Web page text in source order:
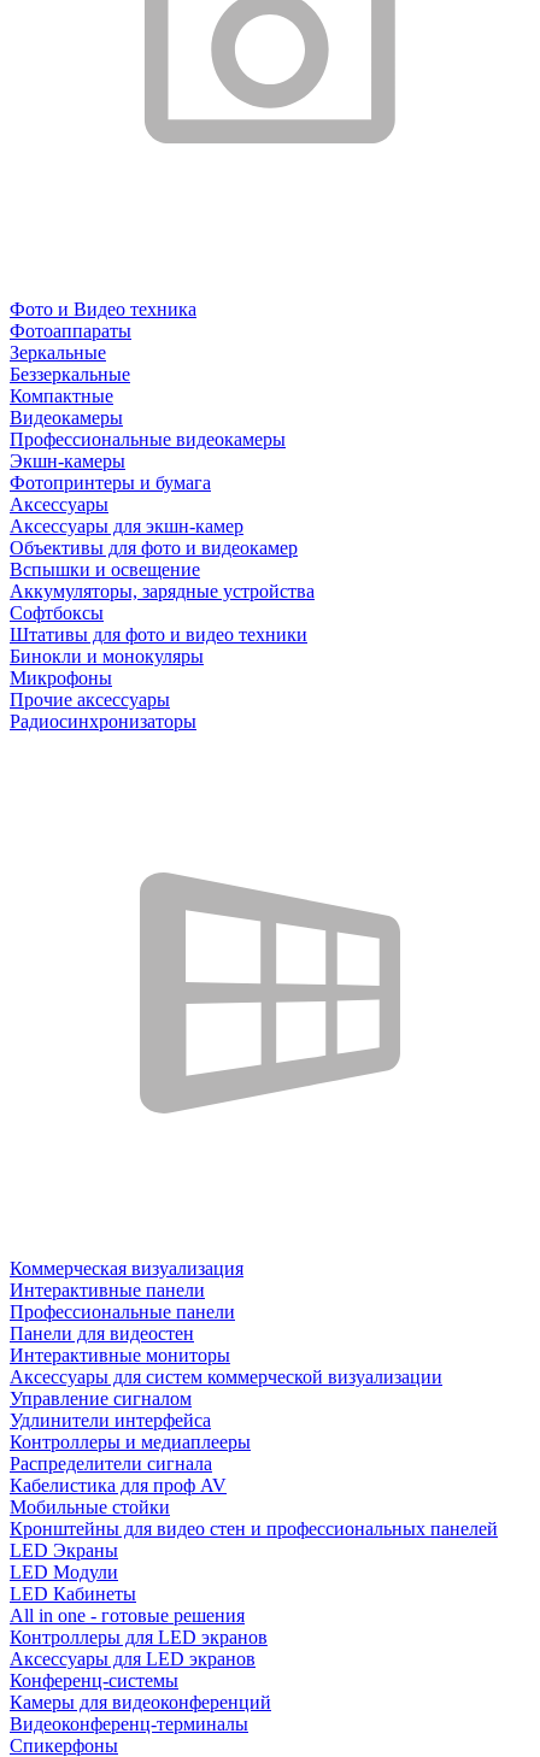
Фото и Видео техника
Фотоаппараты
Зеркальные
Беззеркальные
Компактные
Видеокамеры
Профессиональные видеокамеры
Экшн-камеры
Фотопринтеры и бумага
Аксессуары
Аксессуары для экшн-камер
Объективы для фото и видеокамер
Вспышки и освещение
Аккумуляторы, зарядные устройства
Софтбоксы
Штативы для фото и видео техники
Бинокли и монокуляры
Микрофоны
Прочие аксессуары
Радиосинхронизаторы
Коммерческая визуализация
Интерактивные панели
Профессиональные панели
Панели для видеостен
Интерактивные мониторы
Аксессуары для систем коммерческой визуализации
Управление сигналом
Удлинители интерфейса
Контроллеры и медиаплееры
Распределители сигнала
Кабелистика для проф AV
Мобильные стойки
Кронштейны для видео стен и профессиональных панелей
LED Экраны
LED Модули
LED Кабинеты
All in one - готовые решения
Контроллеры для LED экранов
Аксессуары для LED экранов
Конференц-системы
Камеры для видеоконференций
Видеоконференц-терминалы
Спикерфоны